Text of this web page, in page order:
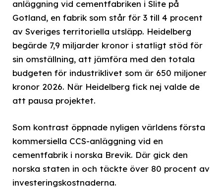
anläggning vid cementfabriken i Slite på
Gotland, en fabrik som står för 3 till 4 procent
av Sveriges territoriella utsläpp. Heidelberg
begärde 7,9 miljarder kronor i statligt stöd för
sin omställning, att jämföra med den totala
budgeten för industriklivet som är 650 miljoner
kronor 2026. När Heidelberg fick nej valde de
att pausa projektet.
Som kontrast öppnade nyligen världens första
kommersiella CCS-anläggning vid en
cementfabrik i norska Brevik. Där gick den
norska staten in och täckte över 80 procent av
investeringskostnaderna.